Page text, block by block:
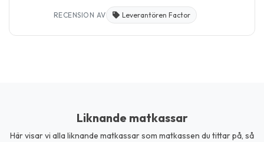
RECENSION AV Leverantören Factor
Liknande matkassar
Här visar vi alla liknande matkassar som matkassen du tittar på, så